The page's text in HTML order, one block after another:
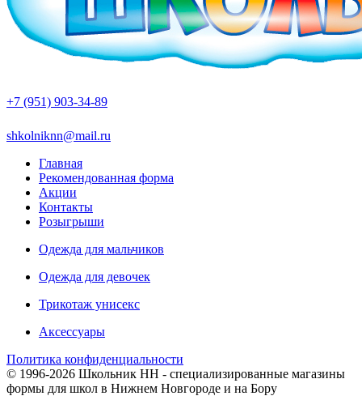
+7 (951) 903-34-89
shkolniknn@mail.ru
Главная
Рекомендованная форма
Акции
Контакты
Розыгрыши
Одежда для мальчиков
Одежда для девочек
Трикотаж унисекс
Аксессуары
Политика конфиденциальности
© 1996-2026 Школьник НН - специализированные магазины
формы для школ в Нижнем Новгороде и на Бору